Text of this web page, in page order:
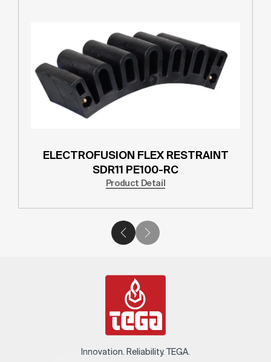
ELECTROFUSION FLEX RESTRAINT
SDR11 PE100-RC
Product Detail
Innovation. Reliability. TEGA.